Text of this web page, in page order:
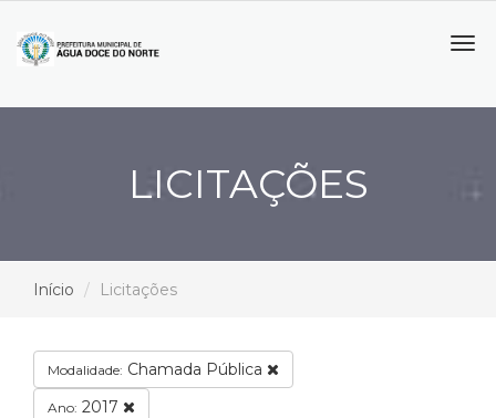
LICITAÇÕES
Início Licitações
Modalidade: Chamada Pública
Ano: 2017